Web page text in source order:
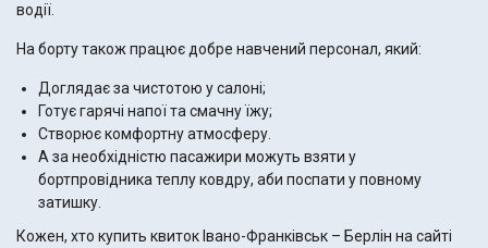
водії.
На борту також працює добре навчений персонал, який:
Доглядає за чистотою у салоні;
Готує гарячі напої та смачну їжу;
Створює комфортну атмосферу.
А за необхідністю пасажири можуть взяти у
бортпровідника теплу ковдру, аби поспати у повному
затишку.
Кожен, хто купить квиток Івано-Франківськ – Берлін на сайті